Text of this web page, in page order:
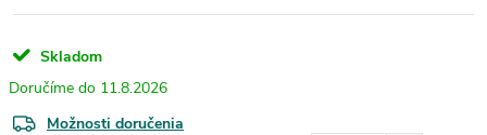
Skladom
11.8.2026
Možnosti doručenia